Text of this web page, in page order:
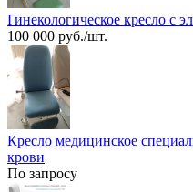
Гинекологическое кресло с
100 000 руб./шт.
Кресло медицинское
крови
По запросу